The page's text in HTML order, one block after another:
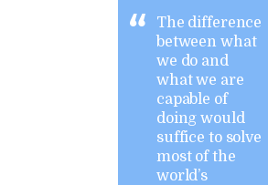
The difference
between what
we do and
what we are
capable of
doing would
suffice to solve
most of the
world’s